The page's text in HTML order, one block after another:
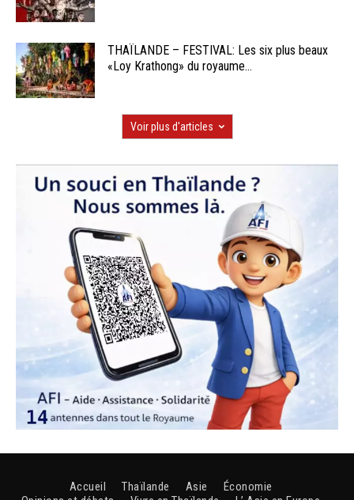
THAÏLANDE – FESTIVAL: Les six plus beaux
«Loy Krathong» du royaume...
Voir plus d'articles
Accueil Thaïlande Asie
Économie